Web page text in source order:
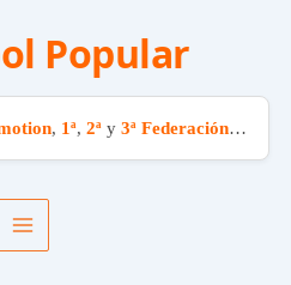
Popular
, 1ª, 2ªy 3ª Federación. El
Ir
al
contenido